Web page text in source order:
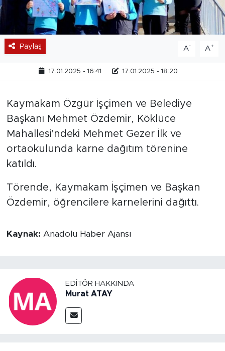
Paylaş A- A+
17.01.2025 - 16:41 17.01.2025 - 18:20
Kaymakam Özgür İşçimen ve Belediye
Başkanı Mehmet Özdemir, Köklüce
Mahallesi'ndeki Mehmet Gezer İlk ve
ortaokulunda karne dağıtım törenine
katıldı.
Törende, Kaymakam İşçimen ve Başkan
Özdemir, öğrencilere karnelerini dağıttı.
Kaynak: Anadolu Haber Ajansı
EDITÖR HAKKINDA
Murat ATAY